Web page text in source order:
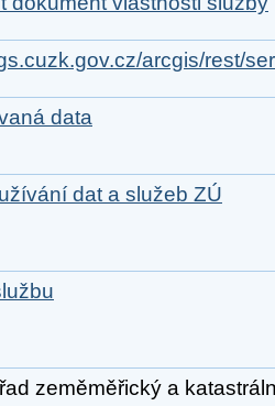
arcgis/rest/
data
dat a služeb ZÚ
zeměměřický a